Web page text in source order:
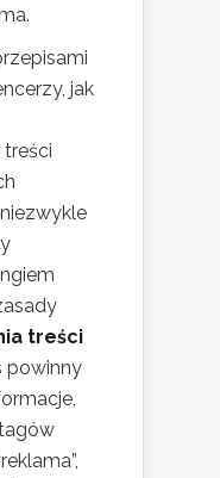
jak
treści
powinny